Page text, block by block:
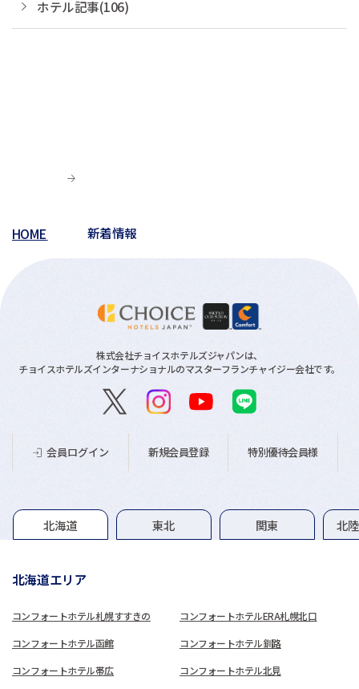
ホテル記事(106)
HOME 新着情報
株式会社チョイスホテルズジャパンは、
チョイスホテルズインターナショナルのマスターフランチャイジー会社です。
会員ログイン 新規会員登録 特別優待会員様
グループホテル一覧
北海道 東北 関東 北
北海道エリア
コンフォートホテル札幌すすきの コンフォートホテルERA札幌北口
コンフォートホテル函館 コンフォートホテル釧路
コンフォートホテル帯広 コンフォートホテル北見